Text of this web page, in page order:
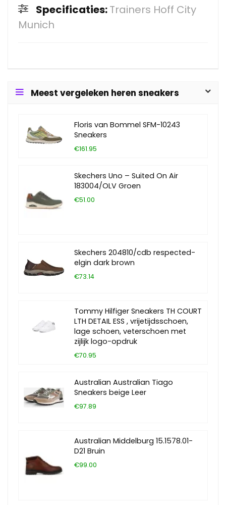
Specificaties:Trainers Hoff City
Munich
Meest vergeleken heren sneakers
Floris van Bommel SFM-10243
Sneakers
€161.95
Skechers Uno – Suited On Air
183004/OLV Groen
€51.00
Skechers 204810/cdb respected-
elgin dark brown
€73.14
Tommy Hilfiger Sneakers TH COURT
LTH DETAIL ESS , vrijetijdsschoen,
lage schoen, veterschoen met
zijlijk logo-opdruk
€70.95
Australian Australian Tiago
Sneakers beige Leer
€97.89
Australian Middelburg 15.1578.01-
D21 Bruin
€99.00